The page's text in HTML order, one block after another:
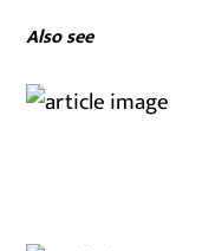
Also see